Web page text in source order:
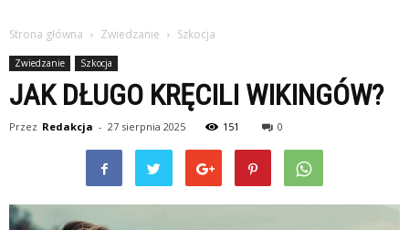
Strona główna Zwiedzanie Szkocja
Zwiedzanie Szkocja
JAK DŁUGO KRĘCILI WIKINGÓW?
Przez Redakcja - 27 sierpnia 2025 151 0